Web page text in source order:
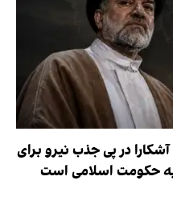
در پی جذب نیرو برای
حکومت اسلامی است